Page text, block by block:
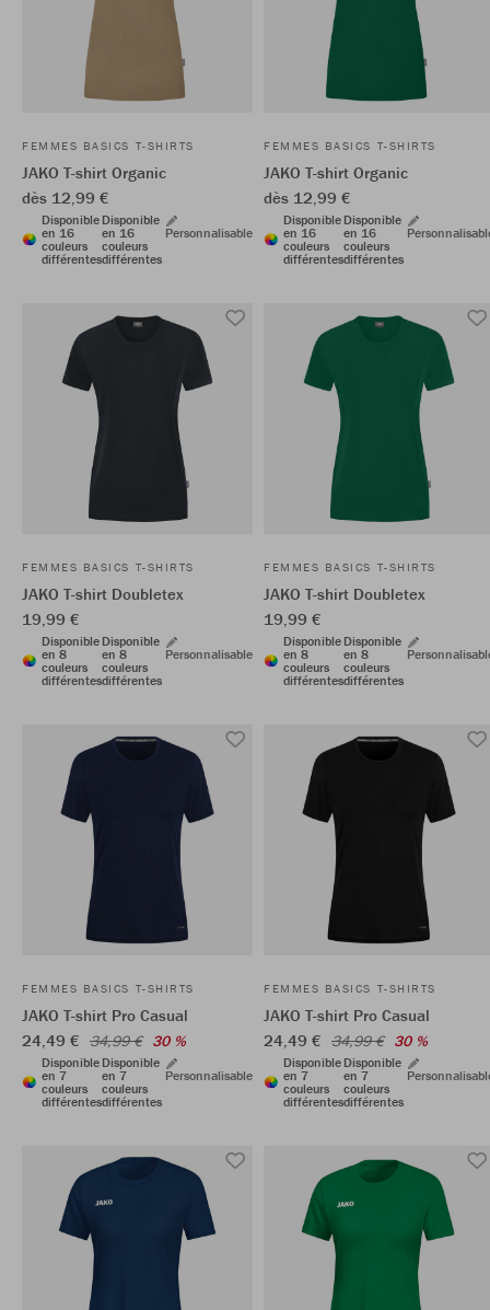
FEMMES BASICS T-SHIRTS
JAKO T-shirt Organic
dès 12,99 €
Disponible
en 16
couleurs
différentes
Disponible
en 16
couleurs
différentes
Personnalisable
FEMMES BASICS T-SHIRTS
JAKO T-shirt Organic
dès 12,99 €
Disponible
en 16
couleurs
différentes
Disponible
en 16
couleurs
différentes
FEMMES BASICS T-SHIRTS
JAKO T-shirt Doubletex
19,99 €
Disponible
en 8
couleurs
différentes
Disponible
en 8
couleurs
différentes
Personnalisable
FEMMES BASICS T-SHIRTS
JAKO T-shirt Doubletex
19,99 €
Disponible
en 8
couleurs
différentes
Disponible
en 8
couleurs
différentes
FEMMES BASICS T-SHIRTS
JAKO T-shirt Pro Casual
24,49 € 34,99 € 30 %
Disponible
en 7
couleurs
différentes
Disponible
en 7
couleurs
différentes
Personnalisable
FEMMES BASICS T-SHIRTS
JAKO T-shirt Pro Casual
24,49 € 34,99 € 30 %
Disponible
en 7
couleurs
différentes
Disponible
en 7
couleurs
différentes